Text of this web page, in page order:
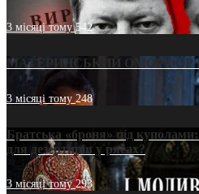
3 місяці тому542
МАТЕРИНСЬКИЙ ОМОРФОР
3 місяці тому248
Братська «броня» під
для дезертирів у рясах?
3 місяці тому293